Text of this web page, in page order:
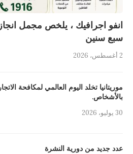
انفو اجرافيك ، يلخص مجمل
سبع سنين
2 أغسطس، 2026
موريتانيا تخلد اليوم العالمي لمكافحة الاتجار
بالأشخاص.
30 يوليو، 2026
عدد جديد من دورية النشرة